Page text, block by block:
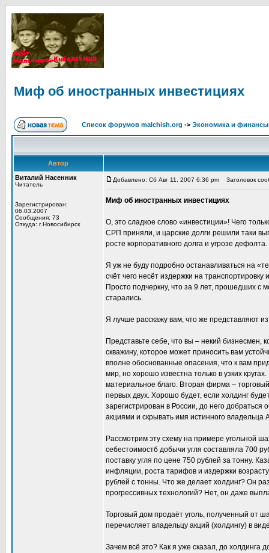
Миф об иностранных инвестициях
Список форумов malchish.org -> Экономика и финансы
Автор
Виталий Насенник
Читатель
Зарегистрирован:
06.03.2007
Сообщения: 73
Откуда: г.Новосибирск
Добавлено: Сб Авг 11, 2007 6:36 pm Заголовок
Миф об иностранных инвестициях
О, это сладкое слово «инвестиции»! Чего
СРП приняли, и царские долги решили таки
росте корпоративного долга и угрозе дефолта.
Я уж не буду подробно останавливаться на
счёт чего несёт издержки на
Просто подчеркну, что за 9 лет, прошедших с
старались.
Я лучше расскажу вам, что же представляют
Представьте себе, что вы – некий
скважину, которое может приносить вам
вполне обоснованные опасения, что к вам
мир, но хорошо известна только в узких
материальное благо. Вторая фирма –
первых двух. Хорошо будет, если холдинг
зарегистрирован в России, до него добраться
акциями и скрывать имя истинного владельца
Рассмотрим эту схему на примере угольной
себестоимостб добычи угля составляла 700
поставку угля по цене 750 рублей за тонну.
инфляции, роста тарифов и издержки
рублей с тонны. Что же делает холдинг? Он
прогрессивных технологий? Нет, он даже
Торговый дом продаёт уголь, полученный от
перечисляет владельцу акций (холдингу) в
Зачем всё это? Как я уже сказал, до холдинга